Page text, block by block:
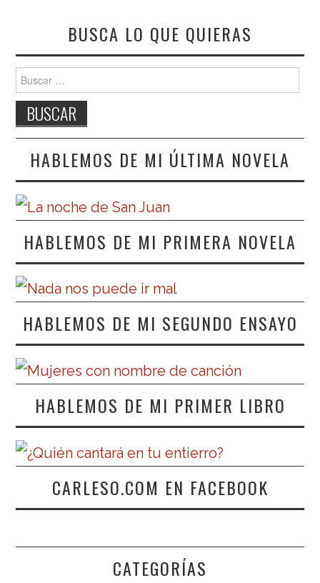
BUSCA LO QUE QUIERAS
Buscar:
HABLEMOS DE MI ÚLTIMA NOVELA
HABLEMOS DE MI PRIMERA NOVELA
HABLEMOS DE MI SEGUNDO ENSAYO
HABLEMOS DE MI PRIMER LIBRO
CARLESO.COM EN FACEBOOK
CATEGORÍAS